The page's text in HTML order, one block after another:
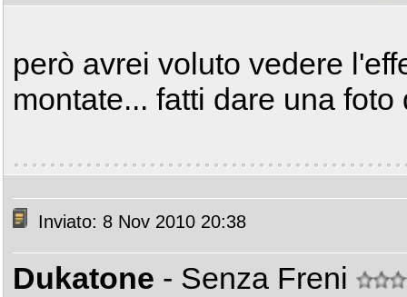
però avrei voluto vedere
montate... fatti dare una
Inviato: 8 Nov 2010 20:38
Dukatone - Senza Freni